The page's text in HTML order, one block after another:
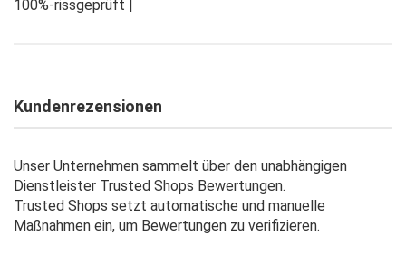
Kundenrezensionen
Unser Unternehmen sammelt über den unabhängigen
Dienstleister Trusted Shops Bewertungen.
Trusted Shops setzt automatische und manuelle
Maßnahmen ein, um Bewertungen zu verifizieren.